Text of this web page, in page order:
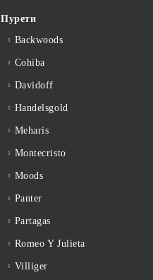
Пурети
Backwoods
Cohiba
Davidoff
Handelsgold
Meharis
Montecristo
Moods
Panter
Partagas
Romeo Y Julieta
Villiger